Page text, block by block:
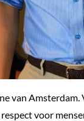
van Amsterdam.
voor